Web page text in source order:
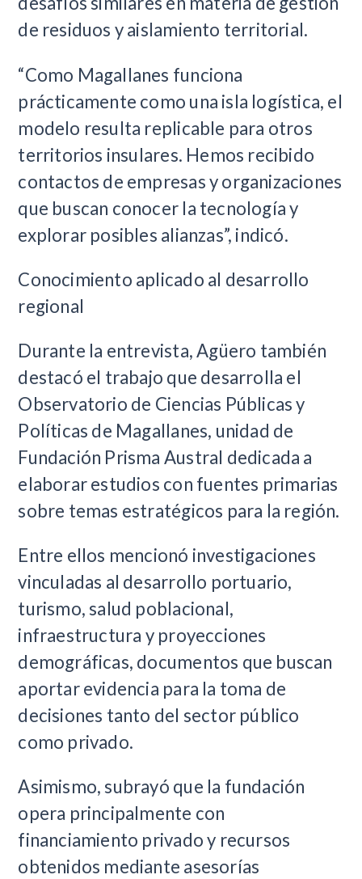
de residuos y aislamiento territorial.
“Como Magallanes funciona
prácticamente como una isla logística, el
modelo resulta replicable para otros
territorios insulares. Hemos recibido
contactos de empresas y organizaciones
que buscan conocer la tecnología y
explorar posibles alianzas”, indicó.
Conocimiento aplicado al desarrollo
regional
Durante la entrevista, Agüero también
destacó el trabajo que desarrolla el
Observatorio de Ciencias Públicas y
Políticas de Magallanes, unidad de
Fundación Prisma Austral dedicada a
elaborar estudios con fuentes primarias
sobre temas estratégicos para la región.
Entre ellos mencionó investigaciones
vinculadas al desarrollo portuario,
turismo, salud poblacional,
infraestructura y proyecciones
demográficas, documentos que buscan
aportar evidencia para la toma de
decisiones tanto del sector público
como privado.
Asimismo, subrayó que la fundación
opera principalmente con
financiamiento privado y recursos
obtenidos mediante asesorías